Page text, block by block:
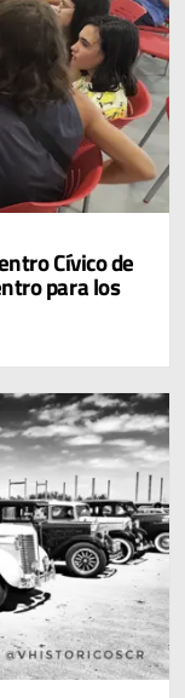
Cívico de
para los